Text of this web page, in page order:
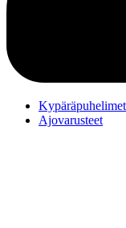
Kypäräpuhelimet
Ajovarusteet